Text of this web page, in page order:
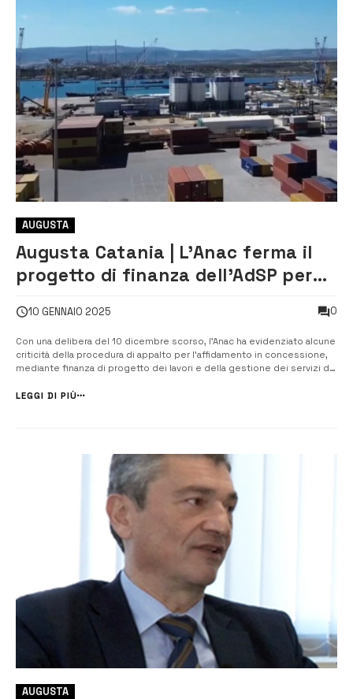
AUGUSTA
Augusta Catania | L’Anac ferma il
progetto di finanza dell’AdSP per
10 GENNAIO 2025 0
Con una delibera del 10 dicembre scorso, l’Anac ha evidenziato alcune
criticità della procedura di appalto per l’affidamento in concessione,
mediante finanza di progetto dei lavori e della gestione dei servizi di
di Sistema dei Porti del Mare della Sicilia Orientale. Il p...
LEGGI DI PIÙ
AUGUSTA